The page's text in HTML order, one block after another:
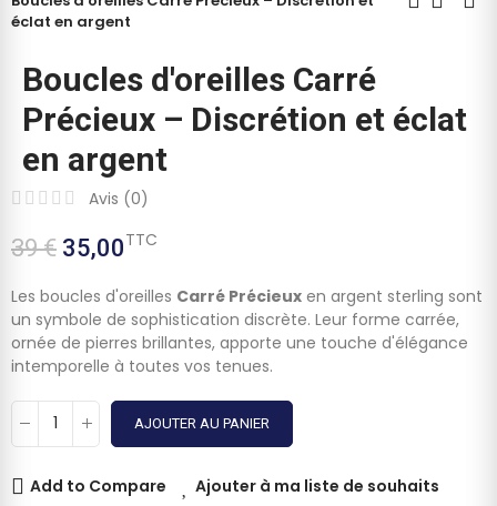
éclat en argent
Boucles d'oreilles Carré
Précieux – Discrétion et éclat
en argent
Avis (0)
39 € 35,00TTC
Les boucles d'oreilles Carré Précieux en argent sterling sont
un symbole de sophistication discrète. Leur forme carrée,
ornée de pierres brillantes, apporte une touche d'élégance
intemporelle à toutes vos tenues.
AJOUTER AU PANIER
Add to Compare
Ajouter à ma liste de souhaits